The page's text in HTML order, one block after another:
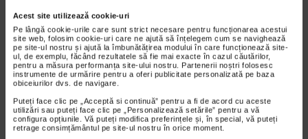
Acest site utilizează cookie-uri
Pe lângă cookie-urile care sunt strict necesare pentru funcționarea acestui
site web, folosim cookie-uri care ne ajută să înțelegem cum se navighează
pe site-ul nostru și ajută la îmbunătățirea modului în care funcționează site-
ul, de exemplu, făcând rezultatele să fie mai exacte în cazul căutărilor,
pentru a măsura performanța site-ului nostru. Partenerii noștri folosesc
instrumente de urmărire pentru a oferi publicitate personalizată pe baza
obiceiurilor dvs. de navigare.
Puteți face clic pe „Acceptă si continuă” pentru a fi de acord cu aceste
utilizări sau puteți face clic pe „Personalizează setările” pentru a vă
configura opțiunile. Vă puteți modifica preferințele și, în special, vă puteți
retrage consimțământul pe site-ul nostru în orice moment.
VIDEO